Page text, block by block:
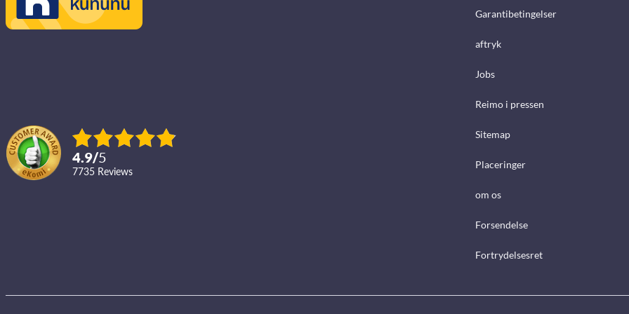
4.9/5
7735 reviews
Garantibetingelser
aftryk
Jobs
Reimo i pressen
Sitemap
Placeringer
om os
Forsendelse
Fortrydelsesret